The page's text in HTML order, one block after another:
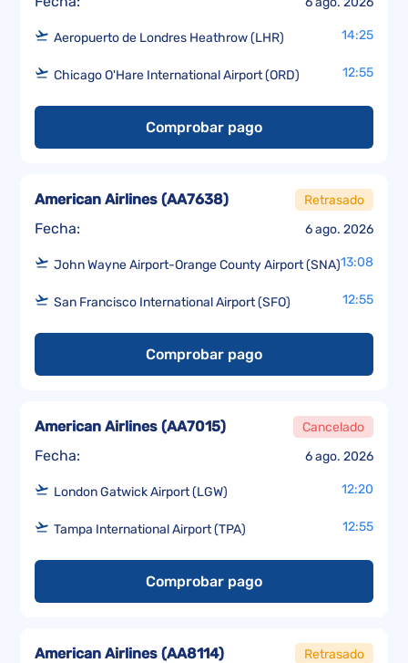
Aeropuerto de Londres Heathrow (LHR) 14:25
Chicago O'Hare International Airport (ORD) 12:55
Comprobar pago
Fecha: 6 ago. 2026
American Airlines (AA7638) Retrasado
John Wayne Airport-Orange County Airport (SNA)13:08
San Francisco International Airport (SFO) 12:55
Comprobar pago
Fecha: 6 ago. 2026
American Airlines (AA7015) Cancelado
London Gatwick Airport (LGW) 12:20
Tampa International Airport (TPA) 12:55
Comprobar pago
American Airlines (AA8114) Retrasado